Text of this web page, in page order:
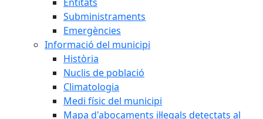
Subministraments
Emergències
Informació del municipi
Història
Nuclis de població
Climatologia
Medi físic del municipi
Mapa d'abocaments il·legals detectats al